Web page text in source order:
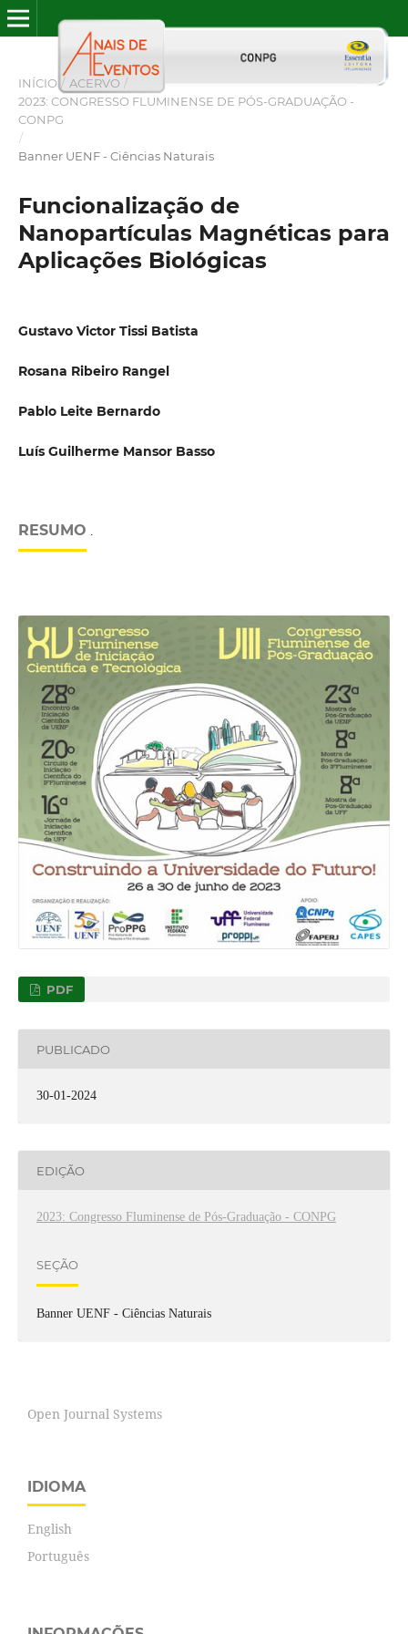
INÍCIO / ACERVO /
2023: CONGRESSO FLUMINENSE DE PÓS-GRADUAÇÃO -
CONPG
/
Banner UENF - Ciências Naturais
Funcionalização de
Nanopartículas Magnéticas para
Aplicações Biológicas
Gustavo Victor Tissi Batista
Rosana Ribeiro Rangel
Pablo Leite Bernardo
Luís Guilherme Mansor Basso
RESUMO .
PDF
PUBLICADO
30-01-2024
EDIÇÃO
2023: Congresso Fluminense de Pós-Graduação - CONPG
SEÇÃO
Banner UENF - Ciências Naturais
Open Journal Systems
IDIOMA
English
Português